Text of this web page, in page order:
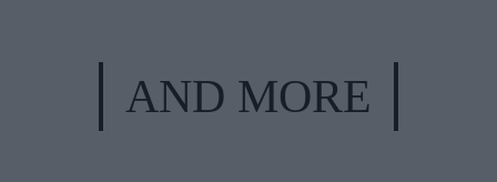
AND MORE